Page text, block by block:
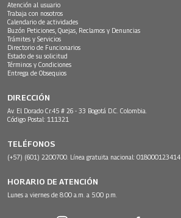
Atención al usuario
Trabaja con nosotros
Calendario de actividades
Buzón Peticiones, Quejas, Reclamos y Denuncias
Trámites y Servicios
Directorio de Funcionarios
Estado de su solicitud
Términos y Condiciones
Entrega de Obsequios
DIRECCIÓN
Av. El Dorado Cr.45 # 26 - 33 Bogotá D.C. Colombia.
Código Postal: 111321
TELÉFONOS
(+57) (601) 2200700. Línea gratuita nacional: 018000123414
HORARIO DE ATENCIÓN
Lunes a viernes de 8:00 a.m. a 5:00 p.m.